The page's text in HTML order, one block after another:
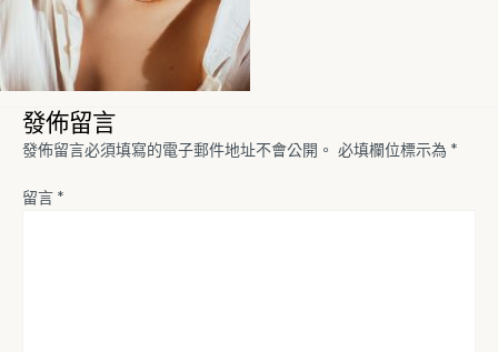
發佈留言
發佈留言必須填寫的電子郵件地址不會公開。 必填欄位標示為 *
留言 *